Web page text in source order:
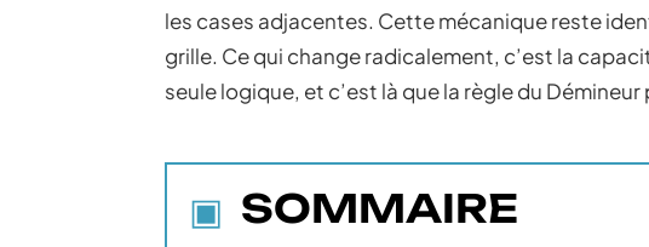
les cases adjacentes. Cette mécanique reste
grille. Ce qui change radicalement, c’est la
seule logique, et c’est là que la règle du
SOMMAIRE